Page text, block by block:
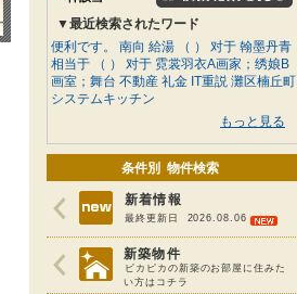
▼最近検索されたワード
便利です。
南向 給湯
（ ） 对于 翰墨丹青
相当于 （ ） 对于 霓裳羽衣A画家；绣娘B
画室；舞台 不動産 礼金 IT重説 灘区楠丘町
システムキッチン
もっと見る
条件別 物件検索
新着情報
最終更新日 2026.08.06
新築物件
ピカピカの新築のお部屋に住みた
い方はコチラ